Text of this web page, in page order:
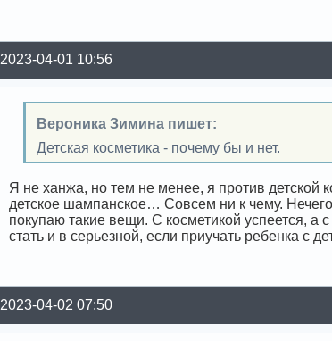
2023-04-01 10:56
Вероника Зимина пишет:
Детская косметика - почему бы и нет.
Я не ханжа, но тем не менее, я против детской
детское шампанское… Совсем ни к чему.
покупаю такие вещи. С косметикой успеется,
стать и в серьезной, если приучать ребенка с
2023-04-02 07:50